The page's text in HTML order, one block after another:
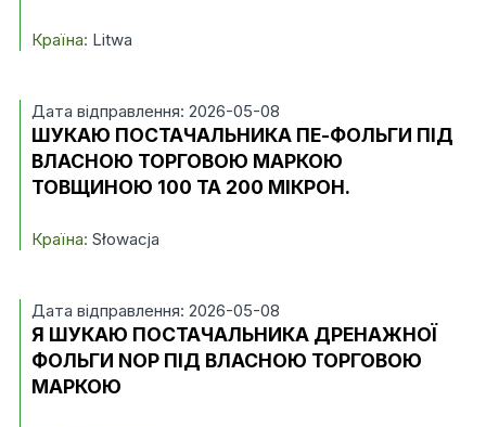
Країна: Litwa
Дата відправлення: 2026-05-08
ШУКАЮ ПОСТАЧАЛЬНИКА ПЕ-ФОЛЬГИ ПІД
ВЛАСНОЮ ТОРГОВОЮ МАРКОЮ
ТОВЩИНОЮ 100 ТА 200 МІКРОН.
Країна: Słowacja
Дата відправлення: 2026-05-08
Я ШУКАЮ ПОСТАЧАЛЬНИКА ДРЕНАЖНОЇ
ФОЛЬГИ NOP ПІД ВЛАСНОЮ ТОРГОВОЮ
МАРКОЮ